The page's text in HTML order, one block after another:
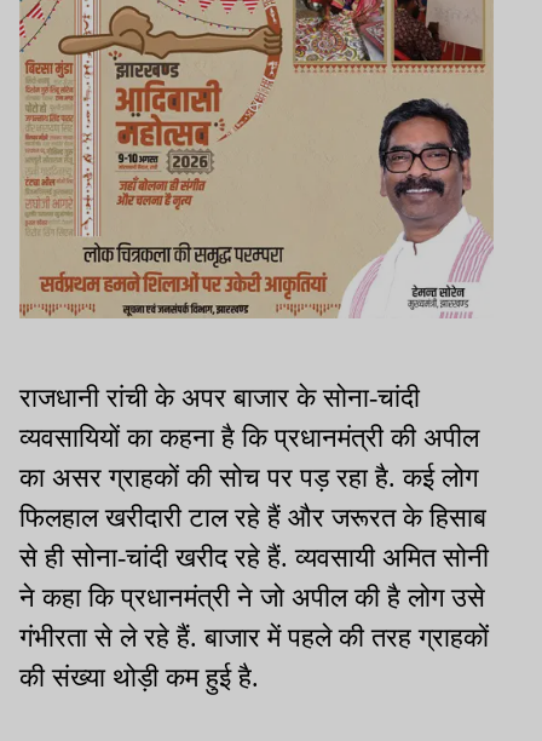
राजधानी रांची के अपर बाजार के सोना-चांदी
व्यवसायियों का कहना है कि प्रधानमंत्री की अपील
का असर ग्राहकों की सोच पर पड़ रहा है. कई लोग
फिलहाल खरीदारी टाल रहे हैं और जरूरत के हिसाब
से ही सोना-चांदी खरीद रहे हैं. व्यवसायी अमित सोनी
ने कहा कि प्रधानमंत्री ने जो अपील की है लोग उसे
गंभीरता से ले रहे हैं. बाजार में पहले की तरह ग्राहकों
की संख्या थोड़ी कम हुई है.